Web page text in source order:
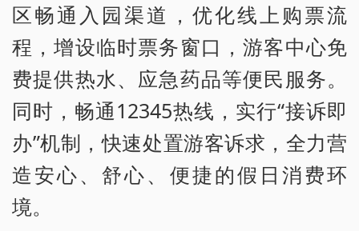
区畅通入园渠道，优化线上购票流
程，增设临时票务窗口，游客中心免
费提供热水、应急药品等便民服务。
同时，畅通12345热线，实行“接诉即
办”机制，快速处置游客诉求，全力营
造安心、舒心、便捷的假日消费环
境。